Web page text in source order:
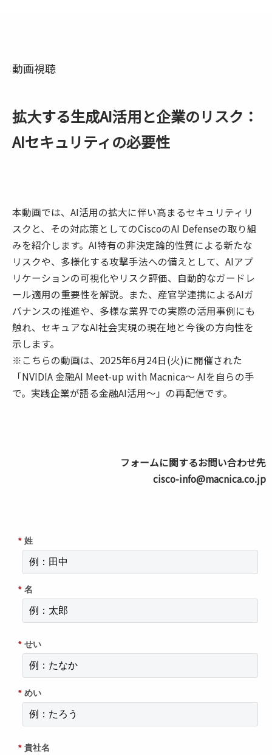
動画視聴
拡大する生成AI活用と企業のリスク：
AIセキュリティの必要性
本動画では、AI活用の拡大に伴い高まるセキュリティリ
スクと、その対応策としてのCiscoのAI Defenseの取り組
みを紹介します。AI特有の非決定論的性質による新たな
リスクや、多様化する攻撃手法への備えとして、AIアプ
リケーションの可視化やリスク評価、自動的なガードレ
ール適用の重要性を解説。また、産官学連携によるAIガ
バナンスの推進や、多様な業界での実際の活用事例にも
触れ、セキュアなAI社会実現の現在地と今後の方向性を
示します。
※こちらの動画は、2025年6月24日(火)に開催された
「NVIDIA 金融AI Meet-up with Macnica～ AIを自らの手
で。実践企業が語る金融AI活用～」の再配信です。
フォームに関するお問い合わせ先
cisco-info@macnica.co.jp
* 姓
* 名
* せい
* めい
* 貴社名